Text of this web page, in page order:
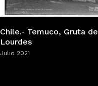
Chile.- Temuco, Gruta de
Lourdes
Julio 2021